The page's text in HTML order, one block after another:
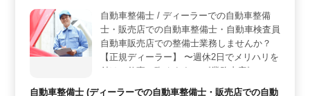
おり、地域の患者さんに貢献できます。 ＜ポイント
＞ 週2〜3日からの勤務が可能で、希望の勤務日は相談
可能です。経験豊富な医師が求められており、中高年の
方も積極的に活躍しています。また、福利厚生が充実し
ており、安心して長く働ける環境が整っています。
自動車整備士 / ディーラーでの自動車整備
士・販売店での自動車整備士・自動車検査員
自動車販売店での整備士業務しませんか？
【正規ディーラー】 〜週休2日でメリハリを
付けて仕事に臨めます〜 《業務内容》 ・定
自動車整備士 (ディーラーでの自動車整備士・販売店での自動